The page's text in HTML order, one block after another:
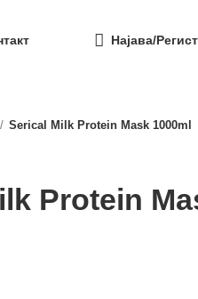
Најава/
Serical Milk Protein Mask 1000ml
Protein